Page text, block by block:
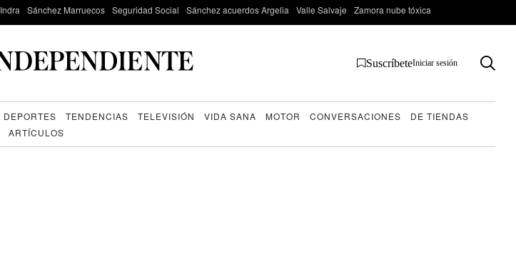
Indra Sánchez Marruecos Seguridad Social Sánchez acuerdos Argelia Valle Salvaje Zamora nube tóxica
SuscríbeteIniciar sesión
DEPORTES TENDENCIAS TELEVISIÓN VIDA SANA MOTOR CONVERSACIONES
DE TIENDAS
ARTÍCULOS